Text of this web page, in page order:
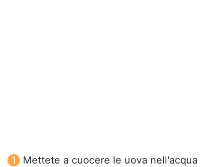
Mettete a cuocere le uova nell'acqua